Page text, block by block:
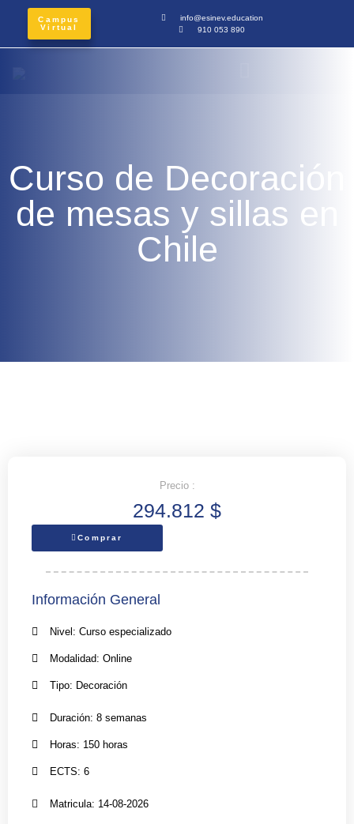
Campus
Virtual
info@esinev.education
910 053 890
Curso de Decoración
de mesas y sillas en
Chile
Precio :
294.812 $
Comprar
Información General
Nivel: Curso especializado
Modalidad: Online
Tipo: Decoración
Duración: 8 semanas
Horas: 150 horas
ECTS: 6
Matricula: 14-08-2026